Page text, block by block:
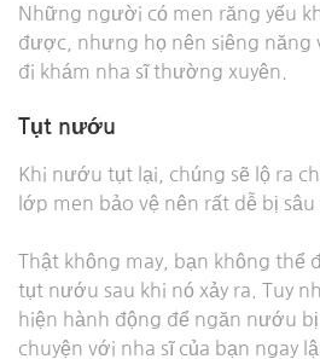
Những người có men răng yếu
được, nhưng họ nên siêng năng
đi khám nha sĩ thường xuyên.
Tụt nướu
Khi nướu tụt lại, chúng sẽ lộ ra
lớp men bảo vệ nên rất dễ bị sâu
Thật không may, bạn không thể
tụt nướu sau khi nó xảy ra. Tuy
hiện hành động để ngăn nướu
chuyện với nha sĩ của bạn ngay